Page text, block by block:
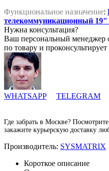
Функциональное назначение:
телекоммуникационный 19"
Нужна консультация?
Ваш персональный менеджер
по товару и
WHATSAPP TELEGRAM
Где забрать в Москве? Посмотрите
закажите курьерскую доставку
Производитель: SYSMATRIX
Короткое описание